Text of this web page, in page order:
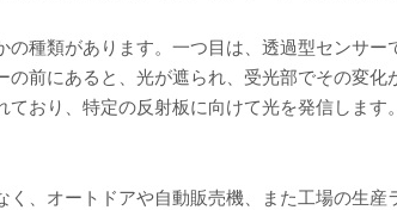
種類があります。一つ目は、透過型センサ
前にあると、光が遮られ、受光部でその変
おり、特定の反射板に向けて光を発信しま
、オートドアや自動販売機、また工場の生